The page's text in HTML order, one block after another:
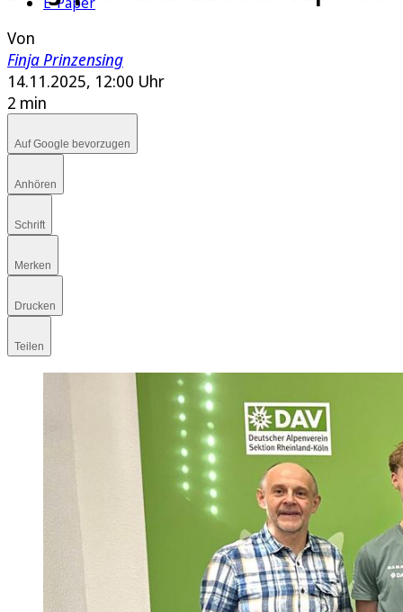
Von
Finja Prinzensing
14.11.2025, 12:00 Uhr
2 min
Auf Google bevorzugen
Anhören
Schrift
Merken
Drucken
Teilen